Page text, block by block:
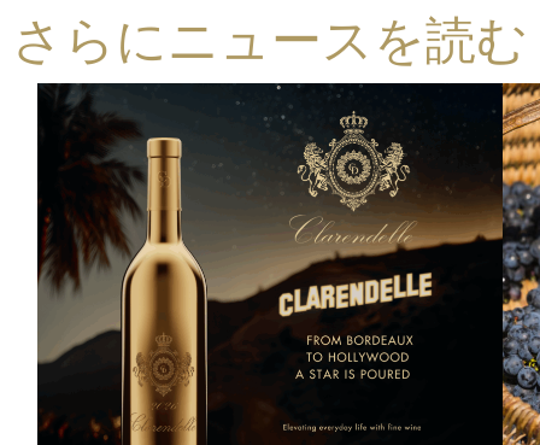
さらにニュースを読む